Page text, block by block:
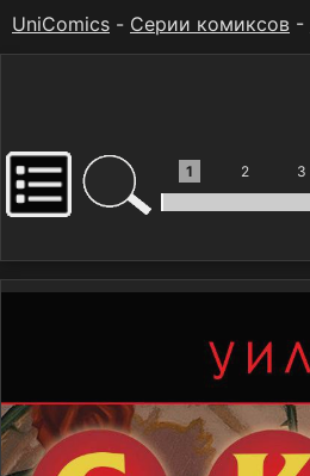
UniComics - Серии комиксов -
1 2 3